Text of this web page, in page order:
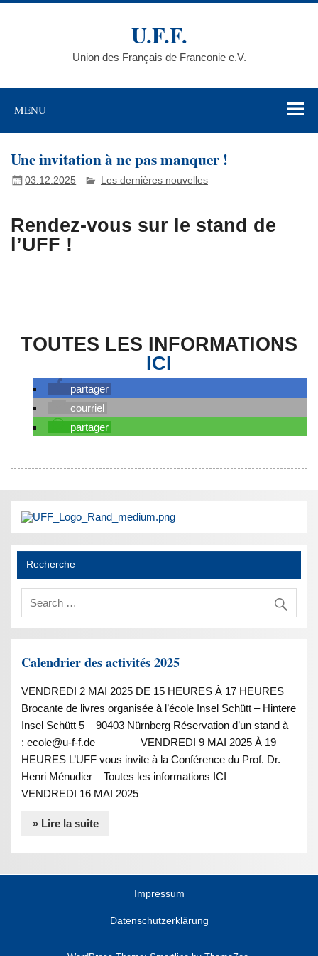
Skip
U.F.F.
Union des Français de Franconie e.V.
MENU
Une invitation à ne pas manquer !
03.12.2025 Les dernières nouvelles
Rendez-vous sur le stand de
l’UFF !
TOUTES LES INFORMATIONS
ICI
partager
courriel
partager
Recherche
Calendrier des activités 2025
VENDREDI 2 MAI 2025 DE 15 HEURES À 17 HEURES
Brocante de livres organisée à l’école Insel Schütt – Hintere
Insel Schütt 5 – 90403 Nürnberg Réservation d’un stand à
: ecole@u-f-f.de _______ VENDREDI 9 MAI 2025 À 19
HEURES L’UFF vous invite à la Conférence du Prof. Dr.
Henri Ménudier – Toutes les informations ICI _______
VENDREDI 16 MAI 2025
» Lire la suite
Impressum
Datenschutzerklärung